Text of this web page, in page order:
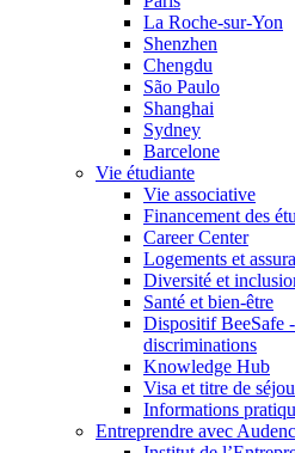
La Roche-sur-Yon
Shenzhen
Chengdu
São Paulo
Shanghai
Sydney
Barcelone
Vie étudiante
Vie associative
Financement des
Career Center
Logements et
Diversité et
Santé et bien-être
Dispositif BeeSafe
discriminations
Knowledge Hub
Visa et titre de
Informations
Entreprendre avec